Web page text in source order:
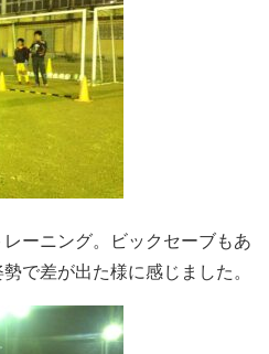
ーニング。ビックセーブもあ
で差が出た様に感じました。